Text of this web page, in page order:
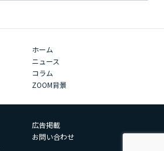
ホーム
ニュース
コラム
ZOOM背景
広告掲載
お問い合わせ